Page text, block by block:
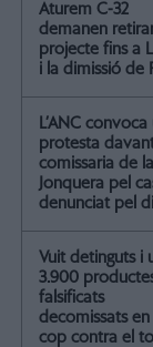
Aturem C-32
demanen
projecte fins a
i la dimissió de
L’ANC convoca
protesta
comissaria de la
Jonquera pel
denunciat pel
Vuit detinguts i
3.900
falsificats
decomissats en
cop contra el